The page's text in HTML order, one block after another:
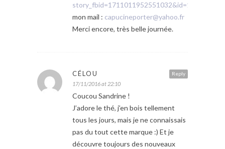
mon mail : capucineporter@yahoo.fr
Merci encore, très belle journée.
Reply
CÉLOU
17/11/2016 at 22:10
Coucou Sandrine !
J’adore le thé, j’en bois tellement
tous les jours, mais je ne connaissais
pas du tout cette marque :) Et je
découvre toujours des nouveaux